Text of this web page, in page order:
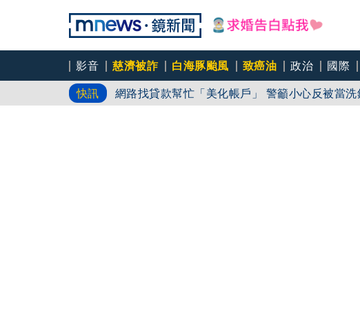
影音 慈濟被詐 白海豚颱風 致癌油 政治 國際
快訊
沒錢養4子女！ 「哈利波特」女星轉戰
網路找貸款幫忙「美化帳戶」 警籲小